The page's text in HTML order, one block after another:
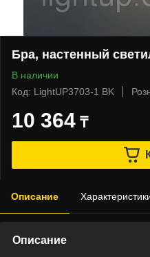
Бра, настенный
В наличии
Код: LightUP3703-1 BK
10 364 ₸
Описание
Описание